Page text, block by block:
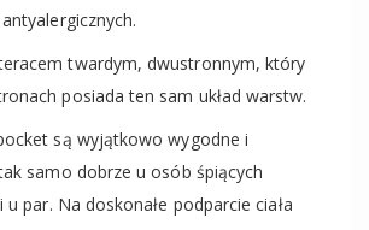
twardym, dwustronnym, który
posiada ten sam układ warstw.
są wyjątkowo wygodne i
samo dobrze u osób śpiących
par. Na doskonałe podparcie ciała